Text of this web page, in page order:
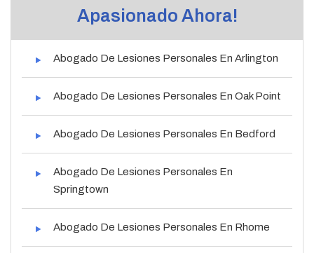
Apasionado Ahora!
Abogado De Lesiones Personales En Arlington
Abogado De Lesiones Personales En Oak Point
Abogado De Lesiones Personales En Bedford
Abogado De Lesiones Personales En
Springtown
Abogado De Lesiones Personales En Rhome